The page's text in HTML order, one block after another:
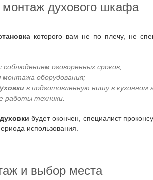
монтаж духового шкафа
которого вам не по плечу, не
соблюдением оговоренных сроков;
оборудования;
в подготовленную нишу в кухонном
работы техники.
будет окончен, специалист
использования.
и выбор места